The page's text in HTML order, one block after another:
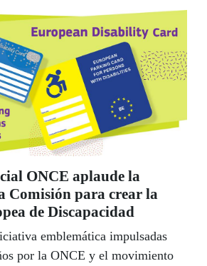
ONCE aplaude la
Comisión para crear la
de Discapacidad
emblemática impulsadas
por la ONCE y el movimiento